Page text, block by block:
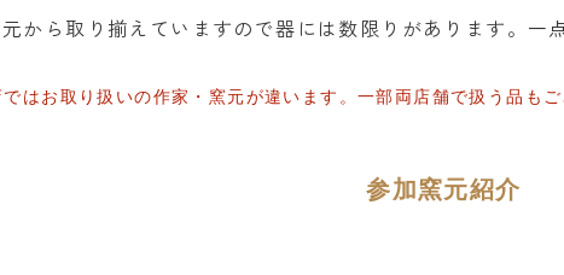
から取り揃えていますので器には数限りがあります。一
はお取り扱いの作家・窯元が違います。一部両店舗で扱う品もご
参加窯元紹介